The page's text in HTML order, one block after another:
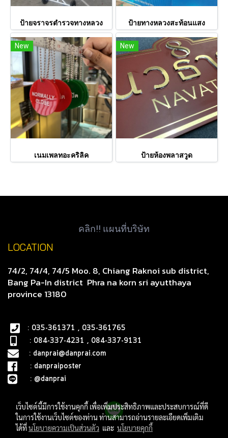
ป้ายจราจรตำรวจทางหลวง ป้ายทางหลวงสะท้อนแสง
New
เนมเพลทอะคริลิค
New
ป้ายห้องพลาสวูด
คลิก!! แผนที่บริษัท
LOCATION
74/2, 74/4, 74/5 Moo. 8, Chiang Raknoi sub district,
Bang Pa-In district Phra na korn sri ayutthaya
province 13180
: 035-361371 , 035-361765
: 084-337-4231 , 084-337-9131
: danprai@danprai.com
: danpraiposter
: @danprai
เว็บไซต์นี้มีการใช้งานคุกกี้ เพื่อเพิ่มประสิทธิภาพและประสบการณ์ที่ดี
ในการใช้งานเว็บไซต์ของท่าน ท่านสามารถอ่านรายละเอียดเพิ่มเติม
ได้ที่นโยบายความเป็นส่วนตัว และ นโยบายคุกกี้